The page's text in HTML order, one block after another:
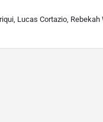
Lucas Cortazio, Rebekah